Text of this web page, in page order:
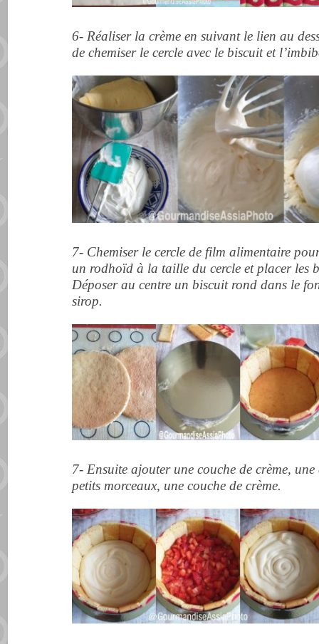
6- Réaliser la crème en suivant le lien au
de chemiser le cercle avec le biscuit et
7- Chemiser le cercle de film alimentaire
un rodhoïd à la taille du cercle et placer les
Déposer au centre un biscuit rond dans le
sirop.
7- Ensuite ajouter une couche de crème,
petits morceaux, une couche de crème.